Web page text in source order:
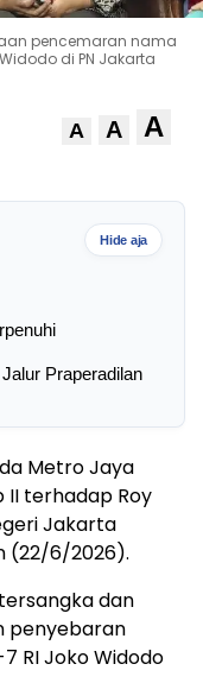
pencemaran nama
di PN Jakarta
A A A
Hide aja
Praperadilan
Metro Jaya
terhadap Roy
Jakarta
(22/6/2026).
dan
penyebaran
RI Joko Widodo